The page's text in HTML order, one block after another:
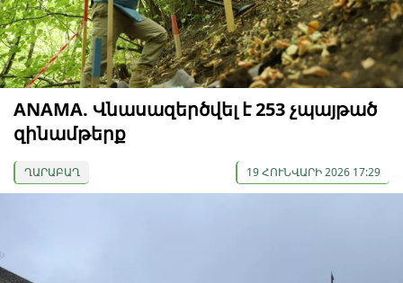
ANAMA. Վնասազերծվել է 253 չպայթած
զինամթերք
ՂԱՐԱԲԱՂ 19 ՀՈՒՆՎԱՐԻ 2026 17:29